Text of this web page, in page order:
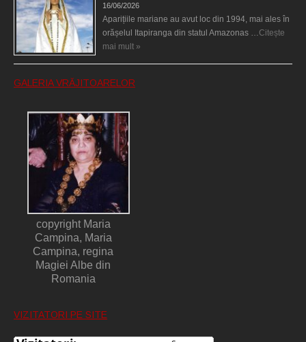
16/06/2026
Aparițiile mariane au avut loc din 1994, mai ales în
orășelul Itapiranga din statul Amazonas … Citește
mai mult »
GALERIA VRĂJITOARELOR
copyright Maria
Campina, Maria
Campina, regina
Magiei Albe din
Romania
VIZITATORI PE SITE